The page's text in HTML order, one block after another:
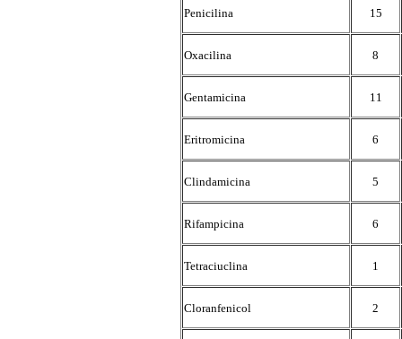
Penicilina 15
Oxacilina 8
Gentamicina 11
Eritromicina 6
Clindamicina 5
Rifampicina 6
Tetraciuclina 1
Cloranfenicol 2